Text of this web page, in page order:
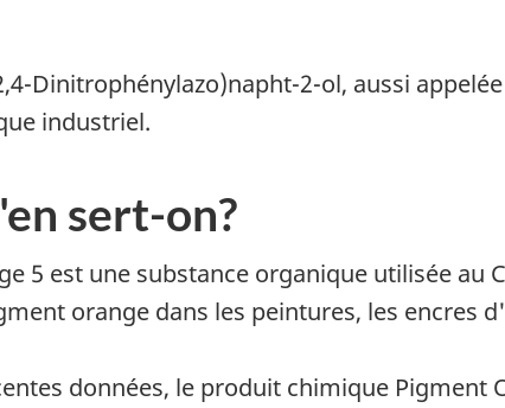
Dinitrophénylazo)napht-2-ol, aussi appelée
industriel.
sert-on?
5 est une substance organique utilisée au
orange dans les peintures, les encres
données, le produit chimique Pigment